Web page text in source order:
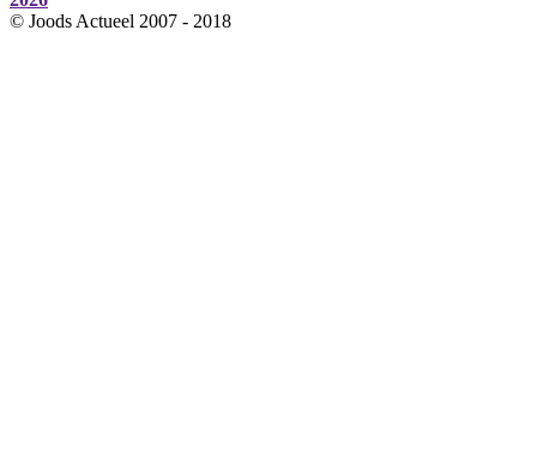
© Joods Actueel 2007 - 2018